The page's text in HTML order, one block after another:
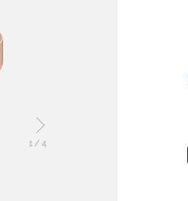
1/ 4